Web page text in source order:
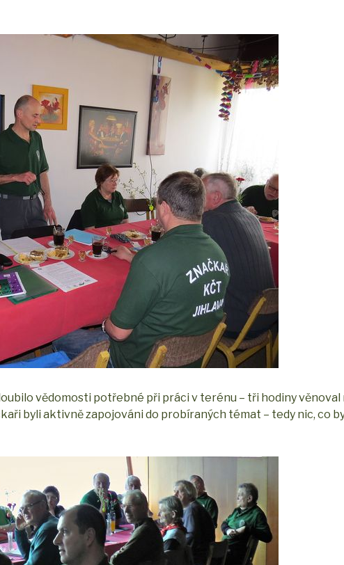
vědomosti potřebné při práci v terénu – tři hodiny
byli aktivně zapojováni do probíraných témat – tedy nic, co